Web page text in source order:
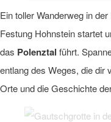
Ein toller Wanderweg in
Festung Hohnstein startet
das Polenztal führt.
entlang des Weges, die dir
Orte und die Geschichte